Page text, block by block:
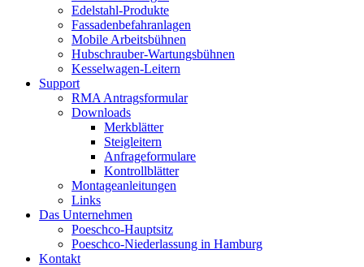
Edelstahl-Produkte
Fassadenbefahranlagen
Mobile Arbeitsbühnen
Hubschrauber-Wartungsbühnen
Kesselwagen-Leitern
Support
RMA Antragsformular
Downloads
Merkblätter
Steigleitern
Anfrageformulare
Kontrollblätter
Montageanleitungen
Links
Das Unternehmen
Poeschco-Hauptsitz
Poeschco-Niederlassung in Hamburg
Kontakt